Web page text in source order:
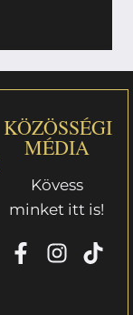
KÖZÖSSÉGI
MÉDIA
Kövess
minket itt is!